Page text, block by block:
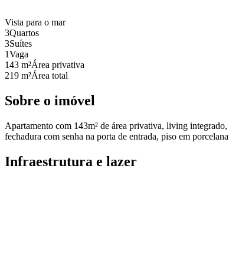
Vista para o mar
3Quartos
3Suítes
1Vaga
143 m²Área privativa
219 m²Área total
Sobre o imóvel
Apartamento com 143m² de área privativa, living integrado,
fechadura com senha na porta de entrada, piso em
Infraestrutura e lazer